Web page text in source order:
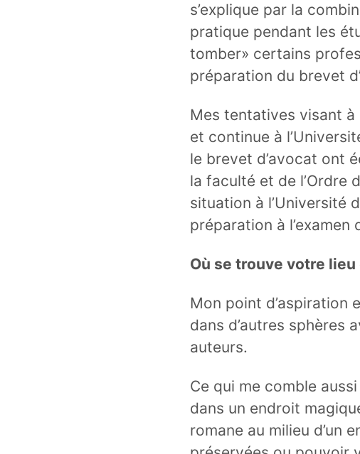
s’explique par la
pratique pendant les
tomber» certains
préparation du brevet
Mes tentatives visant
et continue à
le brevet d’avocat ont
la faculté et de l’Ordre
situation à l’Université
préparation à
Où se trouve votre
Mon point d’aspiration
dans d’autres sphères
auteurs.
Ce qui me comble
dans un endroit
romane au milieu d’un